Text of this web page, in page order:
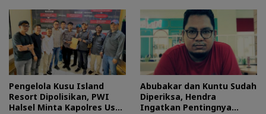
Pengelola Kusu Island
Resort Dipolisikan, PWI
Halsel Minta Kapolres Usut
Abubakar dan Kuntu Sudah
Diperiksa, Hendra
Ingatkan Pentingnya